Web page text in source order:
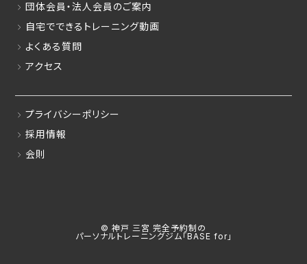
団体会員・法人会員のご案内
自宅でできるトレーニング動画
よくある質問
アクセス
プライバシーポリシー
採用情報
会則
© 神戸 三宮 完全予約制の
パーソナルトレーニングジム「BASE for」